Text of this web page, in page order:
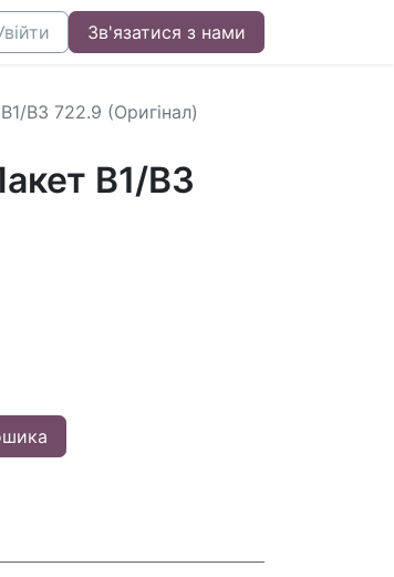
Зв'язатися з нами
B3 722.9 (Оригінал)
B1/B3